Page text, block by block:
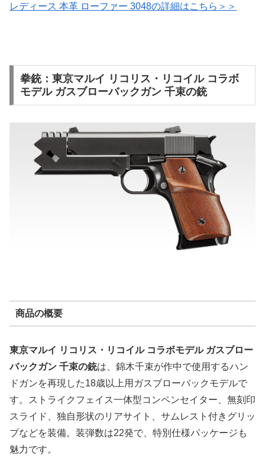
レディース 本革 ローファー 3048の詳細はこちら＞＞
拳銃：東京マルイ リコリス・リコイル コラボ
モデル ガスブローバックガン 千束の銃
商品の概要
東京マルイ リコリス・リコイル コラボモデル ガスブロー
バックガン 千束の銃は、錦木千束が作中で使用するハン
ドガンを再現した18歳以上用ガスブローバックモデルで
す。ストライクフェイス一体型コンペンセイター、無刻印
スライド、独自形状のリアサイト、サムレスト付きグリッ
プなどを装備。装弾数は22発で、特別仕様パッケージも
魅力です。